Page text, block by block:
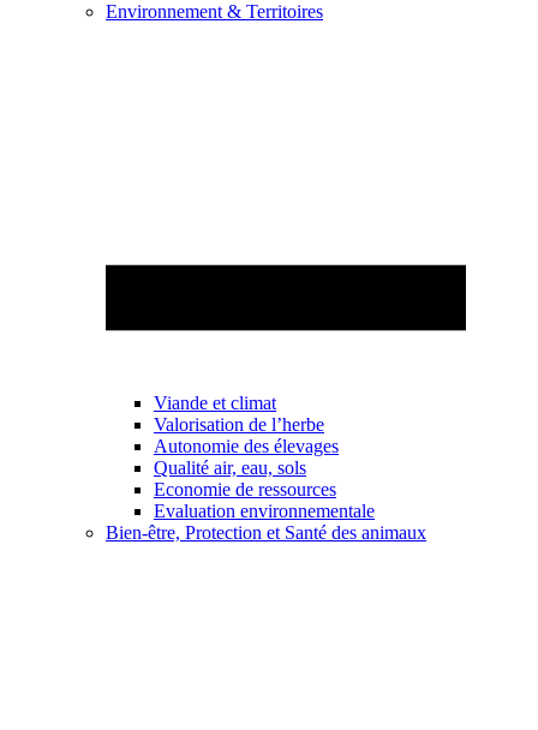
Environnement & Territoires
Viande et climat
Valorisation de l’herbe
Autonomie des élevages
Qualité air, eau, sols
Economie de ressources
Evaluation environnementale
Bien-être, Protection et Santé des animaux